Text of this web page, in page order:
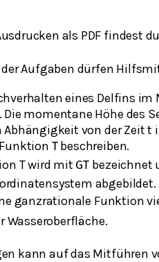
als PDF findest du
Aufgaben dürfen
eines Delfins
momentane Höhe des
Abhängigkeit von der Zeit
Tbeschreiben.
T wird mit GT bezeichnet
abgebildet.
ganzrationale Funktion
Wasseroberfläche.
kann auf das Mitführen